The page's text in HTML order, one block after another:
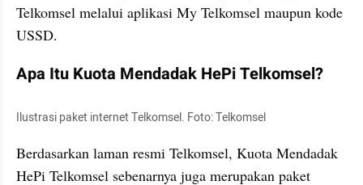
Telkomsel melalui aplikasi My Telkomsel maupun kode
USSD.
Apa Itu Kuota Mendadak HePi Telkomsel?
Ilustrasi paket internet Telkomsel. Foto: Telkomsel
Berdasarkan laman resmi Telkomsel, Kuota Mendadak
HePi Telkomsel sebenarnya juga merupakan paket